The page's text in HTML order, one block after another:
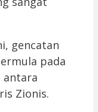
gencatan
pada
antara
Zionis.